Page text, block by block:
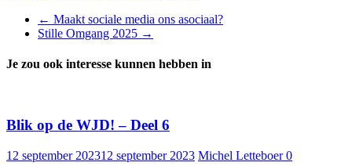
← Maakt sociale media ons asociaal?
Stille Omgang 2025 →
Je zou ook interesse kunnen hebben in
Blik op de WJD! – Deel 6
12 september 202312 september 2023 Michel Letteboer0